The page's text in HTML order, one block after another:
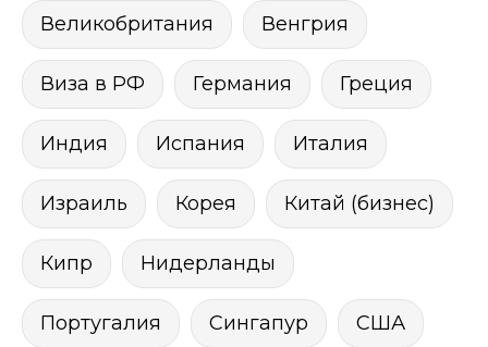
Великобритания Венгрия
Виза в РФ Германия Греция
Индия Испания Италия
Израиль Корея Китай (бизнес)
Кипр Нидерланды
Португалия Сингапур США